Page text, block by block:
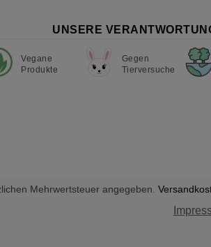
UNSERE
Vegane
Produkte
Gegen
Tierversuche
Mehrwertsteuer angegeben.